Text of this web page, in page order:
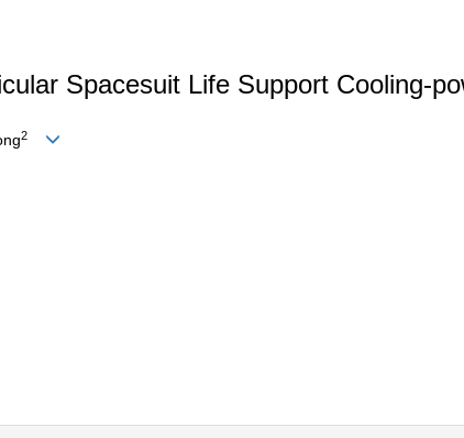
Spacesuit Life Support Cooling-
2